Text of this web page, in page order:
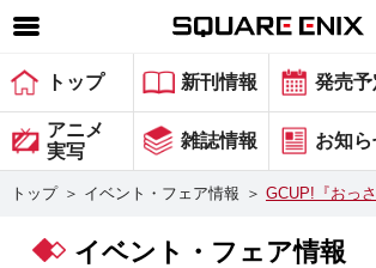
SQUARE ENIX 公式サイトメニュー
ゲーム
マガジン＆ブックス
グッズ
トップ 新刊情報 発売予
アニメ
実写
雑誌情報 お知
トップ ＞ イベント・フェア情報 ＞ GCUP!『おっ
イベント・フェア情報